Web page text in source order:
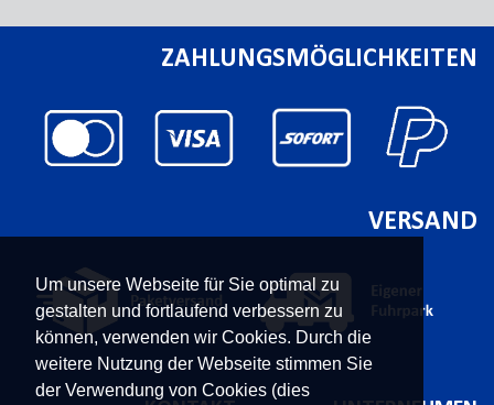
Um unsere Webseite für Sie optimal zu
gestalten und fortlaufend verbessern zu
können, verwenden wir Cookies. Durch die
weitere Nutzung der Webseite stimmen Sie
der Verwendung von Cookies (dies
ZAHLUNGSMÖGLICHKEITEN
VERSAND